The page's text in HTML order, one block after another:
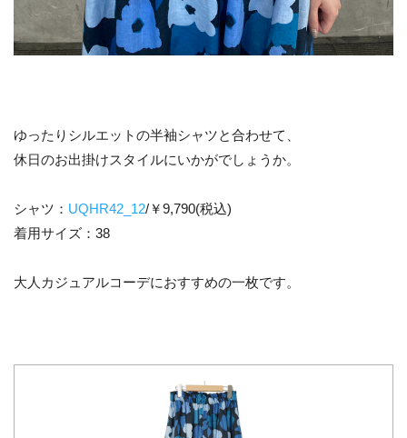
ゆったりシルエットの半袖シャツと合わせて、
休日のお出掛けスタイルにいかがでしょうか。
シャツ： UQHR42_12/￥9,790(税込)
着用サイズ：38
大人カジュアルコーデにおすすめの一枚です。